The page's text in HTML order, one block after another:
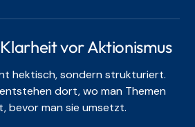
vor Aktionismus
hektisch, sondern strukturiert.
dort, wo man Themen
bevor man sie umsetzt.